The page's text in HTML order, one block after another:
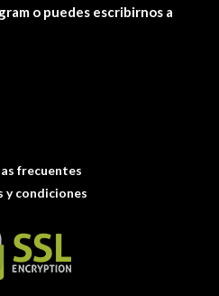
o puedes escribirnos a
frecuentes
y condiciones